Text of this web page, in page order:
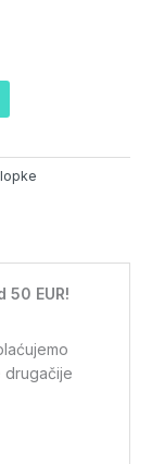
50 EUR!
drugačije